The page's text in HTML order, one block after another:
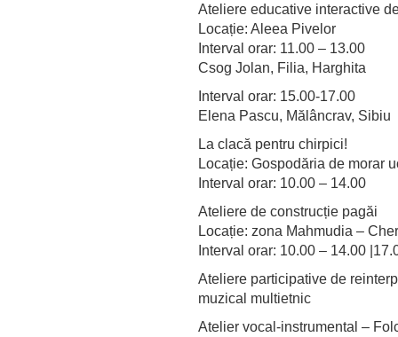
Ateliere educative interactive
Locație: Aleea Pivelor
Interval orar: 11.00 – 13.00
Csog Jolan, Filia, Harghita
Interval orar: 15.00-17.00
Elena Pascu, Mălâncrav, Sibiu
La clacă pentru chirpici!
Locație: Gospodăria de morar
Interval orar: 10.00 – 14.00
Ateliere de construcție pagăi
Locație: zona Mahmudia –
Interval orar: 10.00 – 14.00
Ateliere participative de
muzical multietnic
Atelier vocal-instrumental –